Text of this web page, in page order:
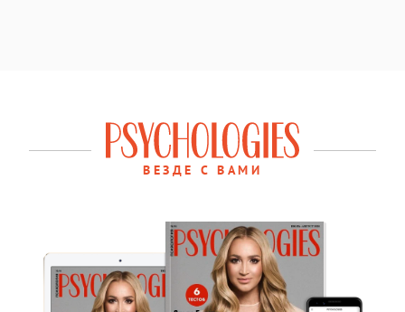
ВЕЗДЕ С ВАМИ